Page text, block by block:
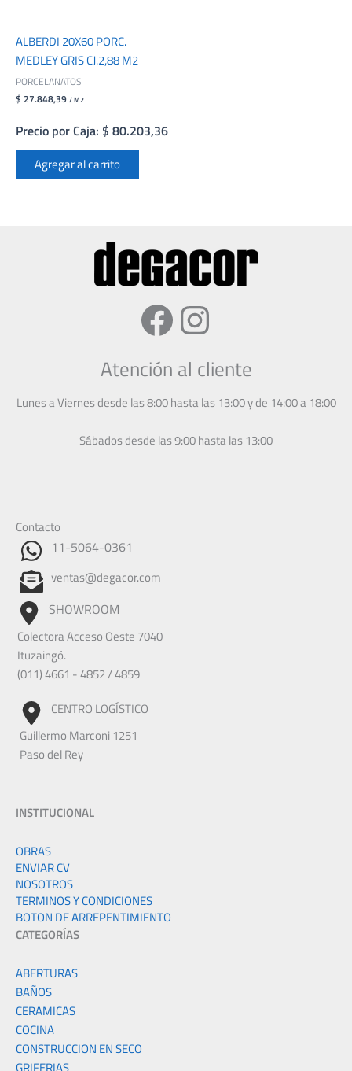
ALBERDI 20X60 PORC.
MEDLEY GRIS CJ.2,88 M2
PORCELANATOS
$ 27.848,39 / M2
Precio por Caja: $ 80.203,36
Agregar al carrito
Facebook
Instagram
Atención al cliente
Lunes a Viernes desde las 8:00 hasta las 13:00 y de 14:00 a 18:00
Sábados desde las 9:00 hasta las 13:00
Contacto
11-5064-0361
ventas@degacor.com
SHOWROOM
Colectora Acceso Oeste 7040
Ituzaingó.
(011) 4661 - 4852 / 4859
CENTRO LOGÍSTICO
Guillermo Marconi 1251
Paso del Rey
INSTITUCIONAL
OBRAS
ENVIAR CV
NOSOTROS
TERMINOS Y CONDICIONES
BOTON DE ARREPENTIMIENTO
CATEGORÍAS
ABERTURAS
BAÑOS
CERAMICAS
COCINA
CONSTRUCCION EN SECO